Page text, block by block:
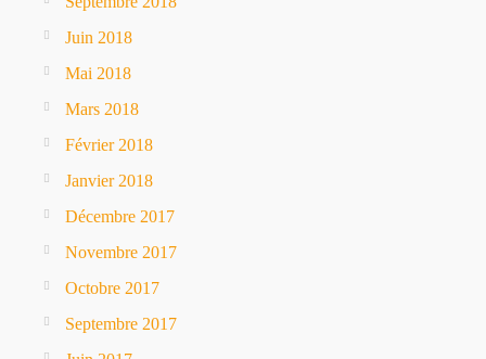
Juin 2018
Mai 2018
Mars 2018
Février 2018
Janvier 2018
Décembre 2017
Novembre 2017
Octobre 2017
Septembre 2017